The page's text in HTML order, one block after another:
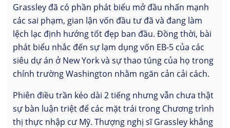
Grassley đã có phần phát biểu mở đầu nhấn mạnh
các sai phạm, gian lận vốn đầu tư đã và đang làm
lệch lạc định hướng tốt đẹp ban đầu. Đồng thời, bài
phát biểu nhắc đến sự lạm dụng vốn EB-5 của các
siêu dự án ở New York và sự thao túng của họ trong
chính trường Washington nhằm ngăn cản cải cách.
Phiên điều trần kéo dài 2 tiếng nhưng vẫn chưa thật
sự bàn luận triệt để các mặt trái trong Chương trình
thị thực nhập cư Mỹ. Thượng nghị sĩ Grassley khẳng